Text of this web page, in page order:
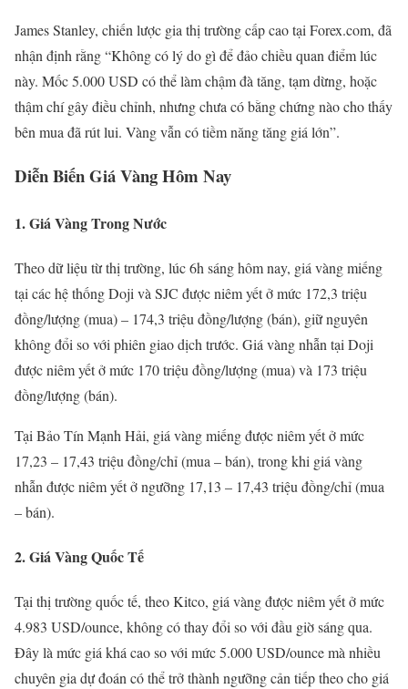
James Stanley, chiến lược gia thị trường cấp cao tại Forex.com, đã
nhận định rằng “Không có lý do gì để đảo chiều quan điểm lúc
này. Mốc 5.000 USD có thể làm chậm đà tăng, tạm dừng, hoặc
thậm chí gây điều chỉnh, nhưng chưa có bằng chứng nào cho thấy
bên mua đã rút lui. Vàng vẫn có tiềm năng tăng giá lớn”.
Diễn Biến Giá Vàng Hôm Nay
1. Giá Vàng Trong Nước
Theo dữ liệu từ thị trường, lúc 6h sáng hôm nay, giá vàng miếng
tại các hệ thống Doji và SJC được niêm yết ở mức 172,3 triệu
đồng/lượng (mua) – 174,3 triệu đồng/lượng (bán), giữ nguyên
không đổi so với phiên giao dịch trước. Giá vàng nhẫn tại Doji
được niêm yết ở mức 170 triệu đồng/lượng (mua) và 173 triệu
đồng/lượng (bán).
Tại Bảo Tín Mạnh Hải, giá vàng miếng được niêm yết ở mức
17,23 – 17,43 triệu đồng/chỉ (mua – bán), trong khi giá vàng
nhẫn được niêm yết ở ngưỡng 17,13 – 17,43 triệu đồng/chỉ (mua
– bán).
2. Giá Vàng Quốc Tế
Tại thị trường quốc tế, theo Kitco, giá vàng được niêm yết ở mức
4.983 USD/ounce, không có thay đổi so với đầu giờ sáng qua.
Đây là mức giá khá cao so với mức 5.000 USD/ounce mà nhiều
chuyên gia dự đoán có thể trở thành ngưỡng cản tiếp theo cho giá